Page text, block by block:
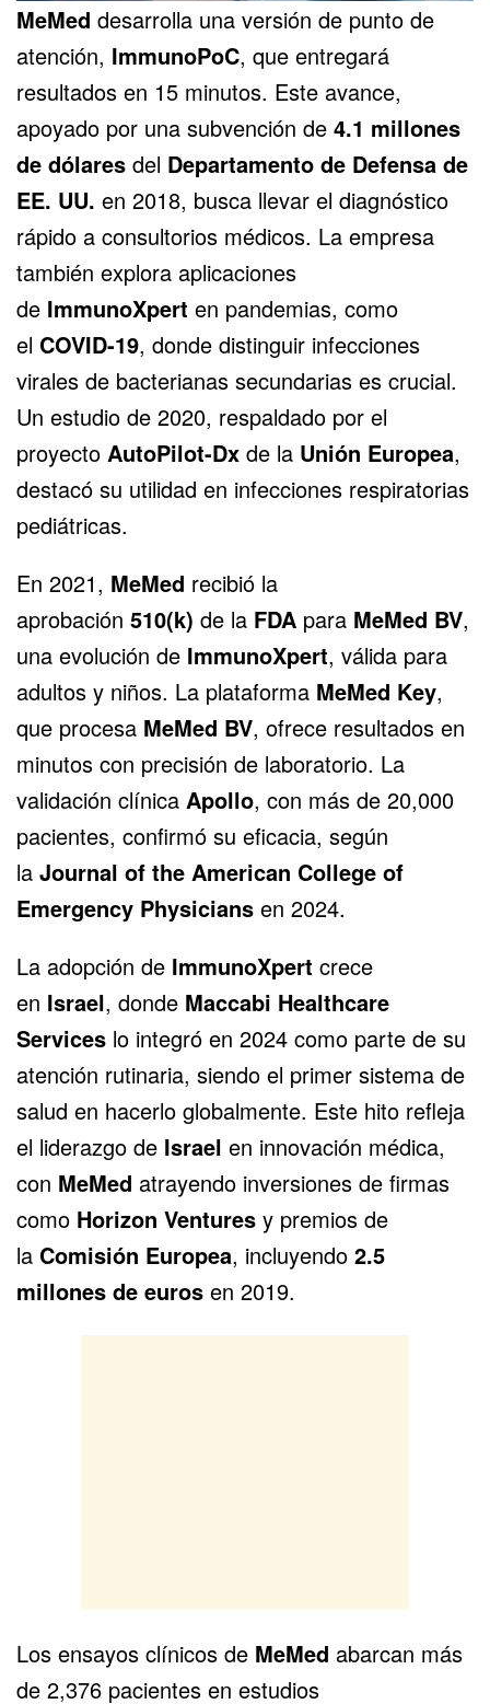
MeMed desarrolla una versión de punto de
atención, ImmunoPoC, que entregará
resultados en 15 minutos. Este avance,
apoyado por una subvención de 4.1 millones
de dólares del Departamento de Defensa de
EE. UU. en 2018, busca llevar el diagnóstico
rápido a consultorios médicos. La empresa
también explora aplicaciones
de ImmunoXpert en pandemias, como
el COVID-19, donde distinguir infecciones
virales de bacterianas secundarias es crucial.
Un estudio de 2020, respaldado por el
proyecto AutoPilot-Dx de la Unión Europea,
destacó su utilidad en infecciones respiratorias
pediátricas.
En 2021, MeMed recibió la
aprobación 510(k) de la FDA para MeMed BV,
una evolución de ImmunoXpert, válida para
adultos y niños. La plataforma MeMed Key,
que procesa MeMed BV, ofrece resultados en
minutos con precisión de laboratorio. La
validación clínica Apollo, con más de 20,000
pacientes, confirmó su eficacia, según
la Journal of the American College of
Emergency Physicians en 2024.
La adopción de ImmunoXpert crece
en Israel, donde Maccabi Healthcare
Services lo integró en 2024 como parte de su
atención rutinaria, siendo el primer sistema de
salud en hacerlo globalmente. Este hito refleja
el liderazgo de Israel en innovación médica,
con MeMed atrayendo inversiones de firmas
como Horizon Ventures y premios de
la Comisión Europea, incluyendo 2.5
millones de euros en 2019.
Los ensayos clínicos de MeMed abarcan más
de 2,376 pacientes en estudios